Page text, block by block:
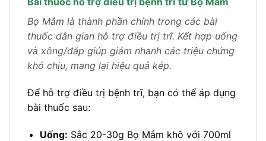
Bọ Mắm là thành phần chính trong các bài
thuốc dân gian hỗ trợ điều trị trĩ. Kết hợp uống
và xông/đắp giúp giảm nhanh các triệu chứng
khó chịu, mang lại hiệu quả kép.
Để hỗ trợ điều trị bệnh trĩ, bạn có thể áp dụng
bài thuốc sau:
Uống: Sắc 20-30g Bọ Mắm khô với 700ml